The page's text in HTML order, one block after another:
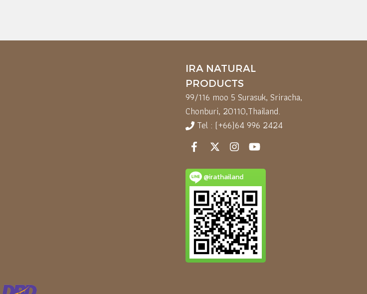
IRA NATURAL
PRODUCTS
99/116 moo 5 Surasuk, Sriracha,
Chonburi, 20110,Thailand.
Tel : (+66)64 996 2424
@irathailand